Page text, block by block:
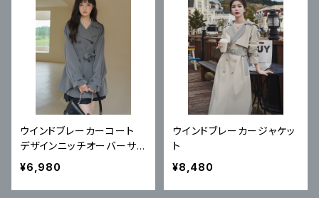
ウインドブレーカーコート
デザインニッチオーバーサイ
ズ
¥6,980
ウインドブレーカージャケッ
ト
¥8,480